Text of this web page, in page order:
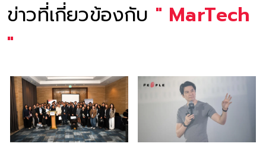
ข่าวที่เกี่ยวข้องกับ " MarTech
"